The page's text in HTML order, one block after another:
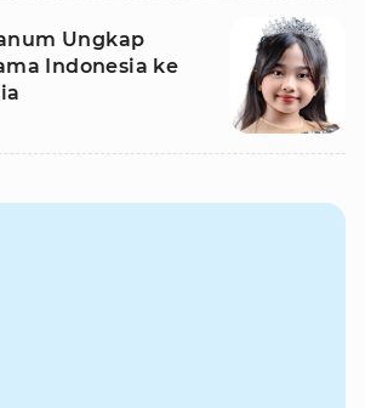
Ungkap
Indonesia ke